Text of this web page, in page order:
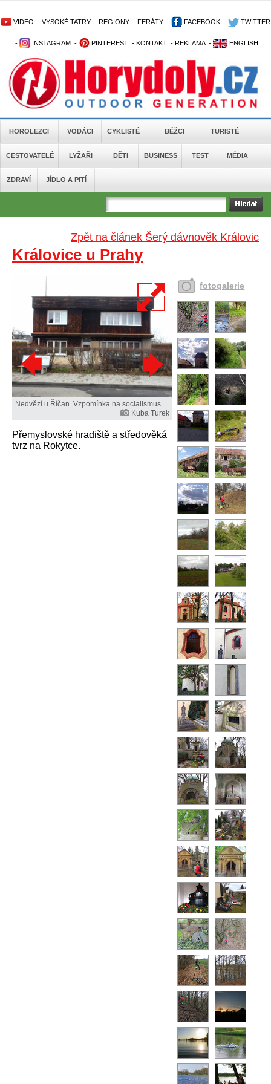
VIDEO - VYSOKÉ TATRY - REGIONY - FERÁTY - FACEBOOK - TWITTER
- INSTAGRAM - PINTEREST - KONTAKT - REKLAMA - ENGLISH
HOROLEZCI VODÁCI CYKLISTÉ BĚŽCI TURISTÉ
CESTOVATELÉ LYŽAŘI DĚTI BUSINESS TEST MÉDIA
ZDRAVÍ JÍDLO A PITÍ
Zpět na článek Šerý dávnověk Královic
Královice u Prahy
Nedvězí u Říčan. Vzpomínka na socialismus.
Kuba Turek
Přemyslovské hradiště a středověká
tvrz na Rokytce.
fotogalerie